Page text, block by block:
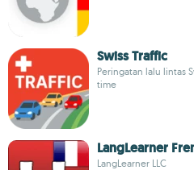
Swiss Traffic
Peringatan lalu lintas
time
LangLearner
LangLearner LLC